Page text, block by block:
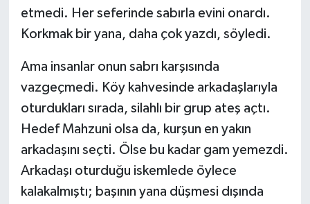
etmedi. Her seferinde sabırla evini onardı.
Korkmak bir yana, daha çok yazdı, söyledi.
Ama insanlar onun sabrı karşısında
vazgeçmedi. Köy kahvesinde arkadaşlarıyla
oturdukları sırada, silahlı bir grup ateş açtı.
Hedef Mahzuni olsa da, kurşun en yakın
arkadaşını seçti. Ölse bu kadar gam yemezdi.
Arkadaşı oturduğu iskemlede öylece
kalakalmıştı; başının yana düşmesi dışında